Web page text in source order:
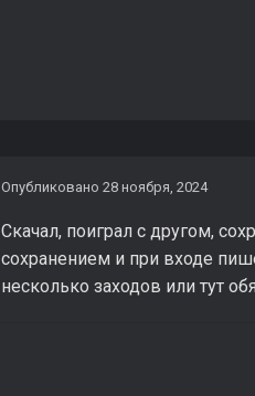
Опубликовано 28 ноября, 2024
Скачал, поиграл с другом,
сохранением и при входе
несколько заходов или тут